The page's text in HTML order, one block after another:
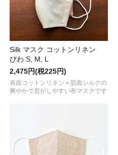
Silk マスク コットンリネン
びわ S, M, L
2,475円(税225円)
表面コットンリネン＋肌面シルクの
爽やかで息がしやすい布マスクです